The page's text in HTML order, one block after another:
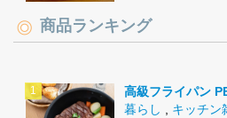
商品ランキング
高級フライパン
暮らし
キッチン